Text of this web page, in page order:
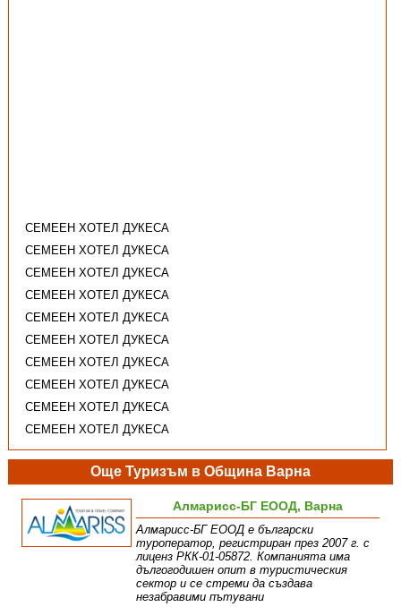
СЕМЕЕН ХОТЕЛ ДУКЕСА
СЕМЕЕН ХОТЕЛ ДУКЕСА
СЕМЕЕН ХОТЕЛ ДУКЕСА
СЕМЕЕН ХОТЕЛ ДУКЕСА
СЕМЕЕН ХОТЕЛ ДУКЕСА
СЕМЕЕН ХОТЕЛ ДУКЕСА
СЕМЕЕН ХОТЕЛ ДУКЕСА
СЕМЕЕН ХОТЕЛ ДУКЕСА
СЕМЕЕН ХОТЕЛ ДУКЕСА
СЕМЕЕН ХОТЕЛ ДУКЕСА
Още Туризъм в Община Варна
Алмарисс-БГ ЕООД, Варна
Алмарисс-БГ ЕООД е български
туроператор, регистриран през 2007 г. с
лиценз РКК-01-05872. Компанията има
дългогодишен опит в туристическия
сектор и се стреми да създава
незабравими пътувани